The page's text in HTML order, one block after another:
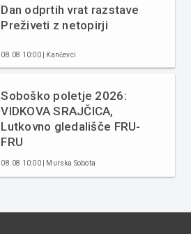
Dan odprtih vrat razstave
Preživeti z netopirji
08.08 10:00 | Kančevci
Soboško poletje 2026:
VIDKOVA SRAJČICA,
Lutkovno gledališče FRU-
FRU
08.08 10:00 | Murska Sobota